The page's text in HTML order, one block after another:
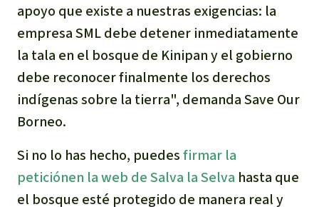
apoyo que existe a nuestras exigencias: la
empresa SML debe detener inmediatamente
la tala en el bosque de Kinipan y el gobierno
debe reconocer finalmente los derechos
indígenas sobre la tierra", demanda Save Our
Borneo.
Si no lo has hecho, puedesfirmar la
peticiónen la web de Salva la Selva hasta que
el bosque esté protegido de manera real y